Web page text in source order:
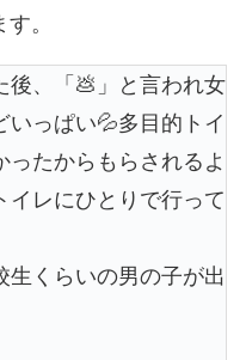
。
後、「💩」と言われ女
っぱい💦多目的トイ
ったからもらされるよ
イレにひとりで行って
生くらいの男の子が出